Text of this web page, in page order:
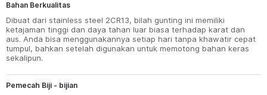
Bahan Berkualitas
Dibuat dari stainless steel 2CR13, bilah gunting ini memiliki
ketajaman tinggi dan daya tahan luar biasa terhadap karat dan
aus. Anda bisa menggunakannya setiap hari tanpa khawatir cepat
tumpul, bahkan setelah digunakan untuk memotong bahan keras
sekalipun.
Pemecah Biji - bijian